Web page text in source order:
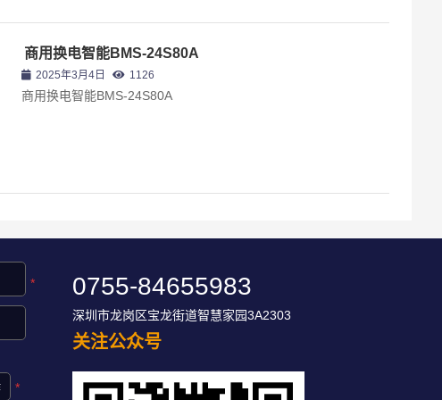
商用换电智能BMS-24S80A
2025年3月4日 1126
商用换电智能BMS-24S80A
*
*
0755-84655983
深圳市龙岗区宝龙街道智慧家园3A2303
关注公众号